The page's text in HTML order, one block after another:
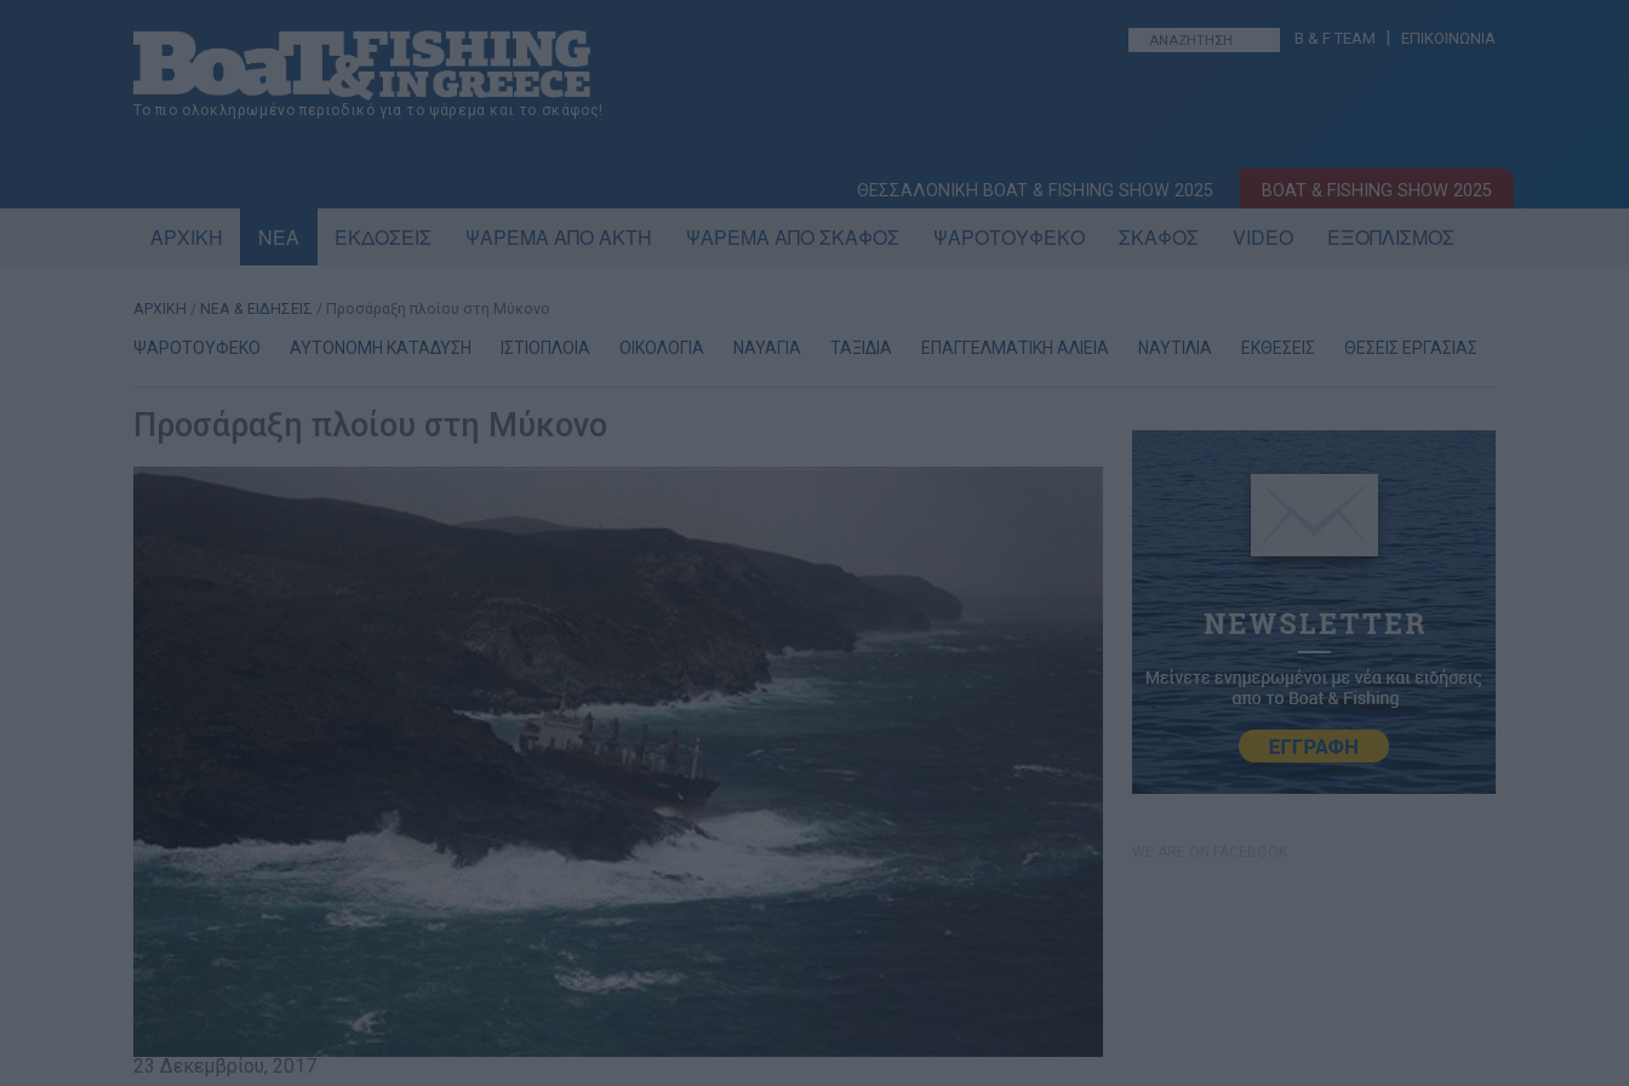
Το πιο ολοκληρωμένο περιοδικό για το ψάρεμα και το σκάφος!
B & F TEAM ΕΠΙΚΟΙΝΩΝΙΑ
ΘΕΣΣΑΛΟΝΙΚΗ BOAT & FISHING SHOW 2025 BOAT & FISHING SHOW 2025
ΑΡΧΙΚΗ ΝΕΑ ΕΚΔΟΣΕΙΣ ΨΑΡΕΜΑ ΑΠΟ ΑΚΤΗ ΨΑΡΕΜΑ ΑΠΟ ΣΚΑΦΟΣ ΨΑΡΟΤΟΥΦΕΚΟ ΣΚΑΦΟΣ VIDEO ΕΞΟΠΛΙΣΜΟΣ
ΑΡΧΙΚΗ / ΝΕΑ & ΕΙΔΗΣΕΙΣ / Προσάραξη πλοίου στη Μύκονο
ΨΑΡΟΤΟΥΦΕΚΟ ΑΥΤΟΝΟΜΗ ΚΑΤΑΔΥΣΗ ΙΣΤΙΟΠΛΟΙΑ ΟΙΚΟΛΟΓΙΑ ΝΑΥΑΓΙΑ ΤΑΞΙΔΙΑ ΕΠΑΓΓΕΛΜΑΤΙΚΗ ΑΛΙΕΙΑ ΝΑΥΤΙΛΙΑ ΕΚΘΕΣΕΙΣ ΘΕΣΕΙΣ ΕΡΓΑΣΙΑΣ
Προσάραξη πλοίου στη Μύκονο
23 Δεκεμβρίου, 2017